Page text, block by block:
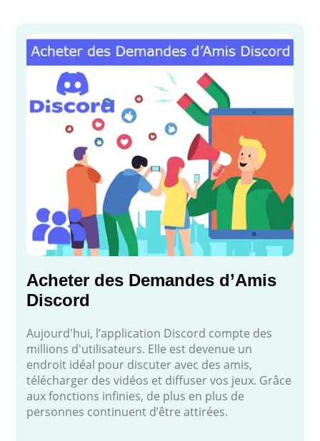
Acheter des Demandes d’Amis
Discord
Aujourd'hui, l’application Discord compte des
millions d'utilisateurs. Elle est devenue un
endroit idéal pour discuter avec des amis,
télécharger des vidéos et diffuser vos jeux. Grâce
aux fonctions infinies, de plus en plus de
personnes continuent d’être attirées.